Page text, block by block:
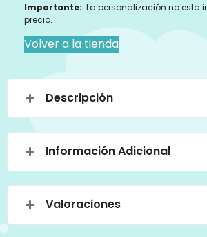
Importante: La personalización no esta
precio.
Volver a la tienda
Descripción
Información Adicional
Valoraciones